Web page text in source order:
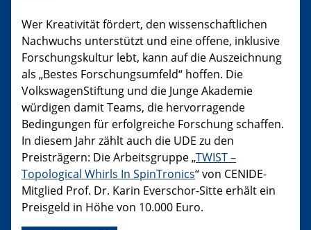
Wer Kreativität fördert, den wissenschaftlichen
Nachwuchs unterstützt und eine offene, inklusive
Forschungskultur lebt, kann auf die Auszeichnung
als „Bestes Forschungsumfeld“ hoffen. Die
VolkswagenStiftung und die Junge Akademie
würdigen damit Teams, die hervorragende
Bedingungen für erfolgreiche Forschung schaffen.
In diesem Jahr zählt auch die UDE zu den
Preisträgern: Die Arbeitsgruppe „TWIST –
Topological Whirls In SpinTronics“ von CENIDE-
Mitglied Prof. Dr. Karin Everschor-Sitte erhält ein
Preisgeld in Höhe von 10.000 Euro.